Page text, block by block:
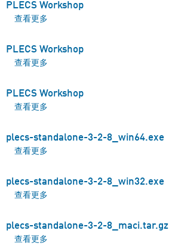
PLECS Workshop
查看更多
PLECS Workshop
查看更多
PLECS Workshop
查看更多
plecs-standalone-3-2-8_win64.exe
查看更多
plecs-standalone-3-2-8_win32.exe
查看更多
plecs-standalone-3-2-8_maci.tar.gz
查看更多